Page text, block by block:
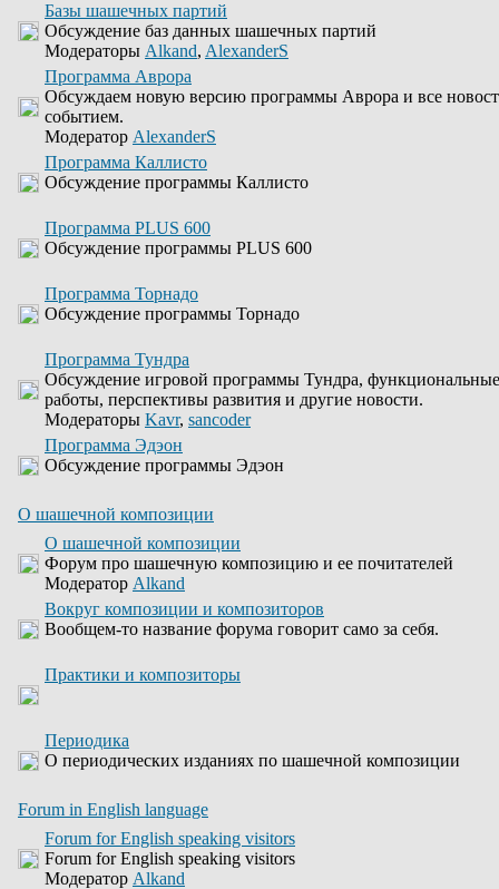
Базы шашечных партий
Обсуждение баз данных шашечных партий
Модераторы Alkand, AlexanderS
Программа Аврора
Обсуждаем новую версию программы Аврора и все
событием.
Модератор AlexanderS
Программа Каллисто
Обсуждение программы Каллисто
Программа PLUS 600
Обсуждение программы PLUS 600
Программа Торнадо
Обсуждение программы Торнадо
Программа Тундра
Обсуждение игровой программы Тундра,
работы, перспективы развития и другие новости.
Модераторы Kavr, sancoder
Программа Эдэон
Обсуждение программы Эдэон
О шашечной композиции
О шашечной композиции
Форум про шашечную композицию и ее почитателей
Модератор Alkand
Вокруг композиции и композиторов
Вообщем-то название форума говорит само за себя.
Практики и композиторы
Периодика
О периодических изданиях по шашечной композиции
Forum in English language
Forum for English speaking visitors
Forum for English speaking visitors
Модератор Alkand